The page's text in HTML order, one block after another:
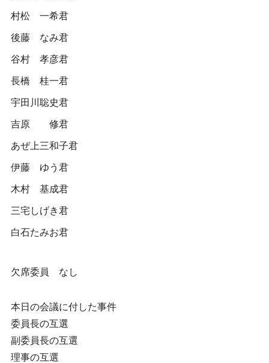
村松 一希君
後藤 なみ君
谷村 孝彦君
長橋 桂一君
宇田川聡史君
吉原 修君
あぜ上三和子君
伊藤 ゆう君
木村 基成君
三宅しげき君
白石たみお君
欠席委員 なし
本日の会議に付した事件
委員長の互選
副委員長の互選
理事の互選